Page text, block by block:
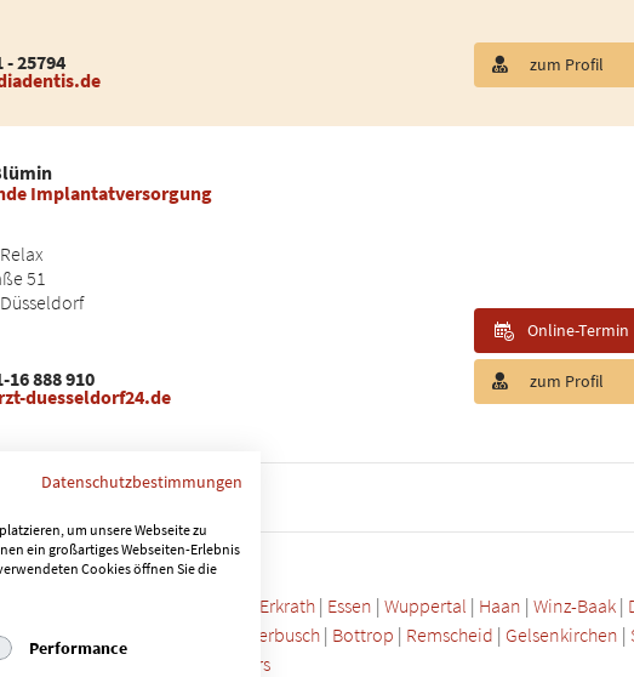
- 25794 zum Profil
Implantatversorgung
51
16 888 910
duesseldorf24.de
zum Profil
Online-Termin
gefunden
Erkrath | Essen |Wuppertal | Haan |Winz-Baak |
| Meerbusch | Bottrop | Remscheid | Gelsenkirchen |
| Moers
Datenschutzbestimmungen
um unsere Webseite zu
ein großartiges Webseiten-Erlebnis
Cookies öffnen Sie die
Performance